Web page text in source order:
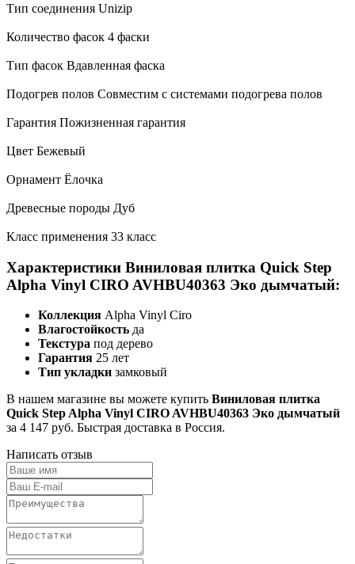
Тип соединения Unizip
Количество фасок 4 фаски
Тип фасок Вдавленная фаска
Подогрев полов Совместим с системами подогрева полов
Гарантия Пожизненная гарантия
Цвет Бежевый
Орнамент Ёлочка
Древесные породы Дуб
Класс применения 33 класс
Характеристики Виниловая плитка Quick Step
Alpha Vinyl CIRO AVHBU40363 Эко дымчатый:
Коллекция Alpha Vinyl Ciro
Влагостойкость да
Текстура под дерево
Гарантия 25 лет
Тип укладки замковый
В нашем магазине вы можете купить Виниловая плитка
Quick Step Alpha Vinyl CIRO AVHBU40363 Эко дымчатый
за 4 147 руб. Быстрая доставка в Россия.
Написать отзыв